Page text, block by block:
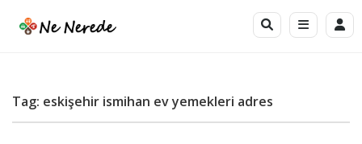
Tag: eskişehir ismihan ev yemekleri adres